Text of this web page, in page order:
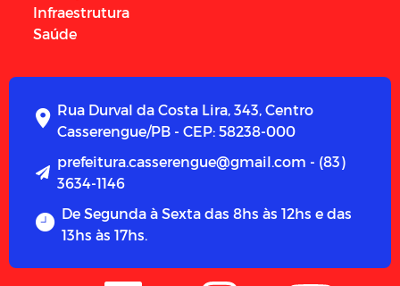
Infraestrutura
Saúde
Rua Durval da Costa Lira, 343, Centro
Casserengue/PB - CEP: 58238-000
prefeitura.casserengue@gmail.com - (83)
3634-1146
De Segunda à Sexta das 8hs às 12hs e das
13hs às 17hs.